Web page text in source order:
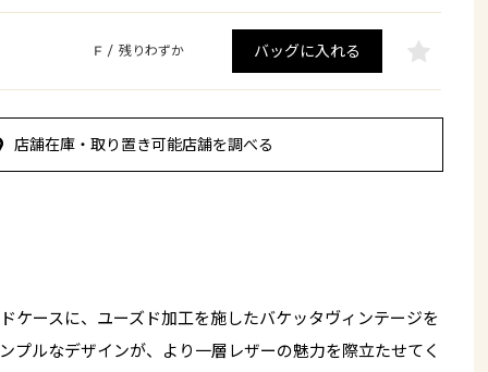
F / 残りわずか バッグに入れる
店舗在庫・取り置き可能店舗を調べる
ケースに、ユーズド加工を施したバケッタヴィンテージを
プルなデザインが、より一層レザーの魅力を際立たせてく